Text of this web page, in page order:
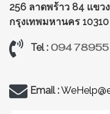
256 ลาดพร้าว 84 แขว
กรุงเทพมหานคร 10310
Tel : 094
Email :